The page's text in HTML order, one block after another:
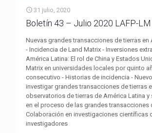
31 julio, 2020
Boletín 43 – Julio 2020 LAFP-LM
Nuevas grandes transacciones de tierras en
- Incidencia de Land Matrix - Inversiones
América Latina: El rol de China y Estados
Matrix en universidades locales por quinto
consecutivo - Historias de incidencia -
investigar grandes transacciones de tierras
observatorios de tierras de América Latina y
en el proceso de las grandes transacciones
Colaboración en investigaciones científicas
investigadores